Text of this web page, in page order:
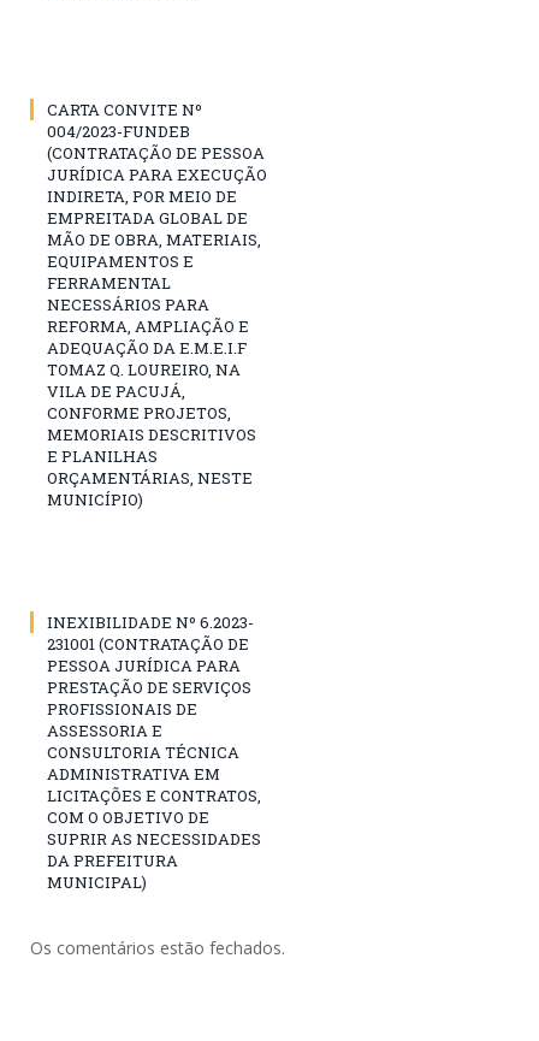
CARTA CONVITE Nº
004/2023-FUNDEB
(CONTRATAÇÃO DE PESSOA
JURÍDICA PARA EXECUÇÃO
INDIRETA, POR MEIO DE
EMPREITADA GLOBAL DE
MÃO DE OBRA, MATERIAIS,
EQUIPAMENTOS E
FERRAMENTAL
NECESSÁRIOS PARA
REFORMA, AMPLIAÇÃO E
ADEQUAÇÃO DA E.M.E.I.F
TOMAZ Q. LOUREIRO, NA
VILA DE PACUJÁ,
CONFORME PROJETOS,
MEMORIAIS DESCRITIVOS
E PLANILHAS
ORÇAMENTÁRIAS, NESTE
MUNICÍPIO)
INEXIBILIDADE Nº 6.2023-
231001 (CONTRATAÇÃO DE
PESSOA JURÍDICA PARA
PRESTAÇÃO DE SERVIÇOS
PROFISSIONAIS DE
ASSESSORIA E
CONSULTORIA TÉCNICA
ADMINISTRATIVA EM
LICITAÇÕES E CONTRATOS,
COM O OBJETIVO DE
SUPRIR AS NECESSIDADES
DA PREFEITURA
MUNICIPAL)
Os comentários estão fechados.